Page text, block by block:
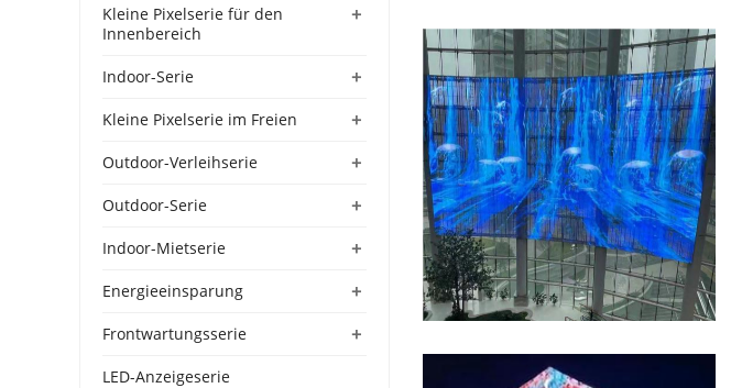
+
Kleine Pixelserie für den
Innenbereich
+
Indoor-Serie
+
Kleine Pixelserie im Freien
+
Outdoor-Verleihserie
+
Outdoor-Serie
+
Indoor-Mietserie
+
Energieeinsparung
+
Frontwartungsserie
LED-Anzeigeserie